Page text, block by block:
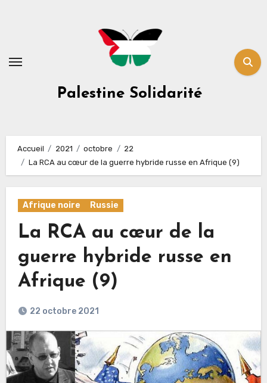
Palestine Solidarité
Accueil 2021 octobre
22
La RCA au cœur de la guerre hybride russe en Afrique (9)
Afrique noire Russie
La RCA au cœur de la
guerre hybride russe en
Afrique (9)
22 octobre 2021